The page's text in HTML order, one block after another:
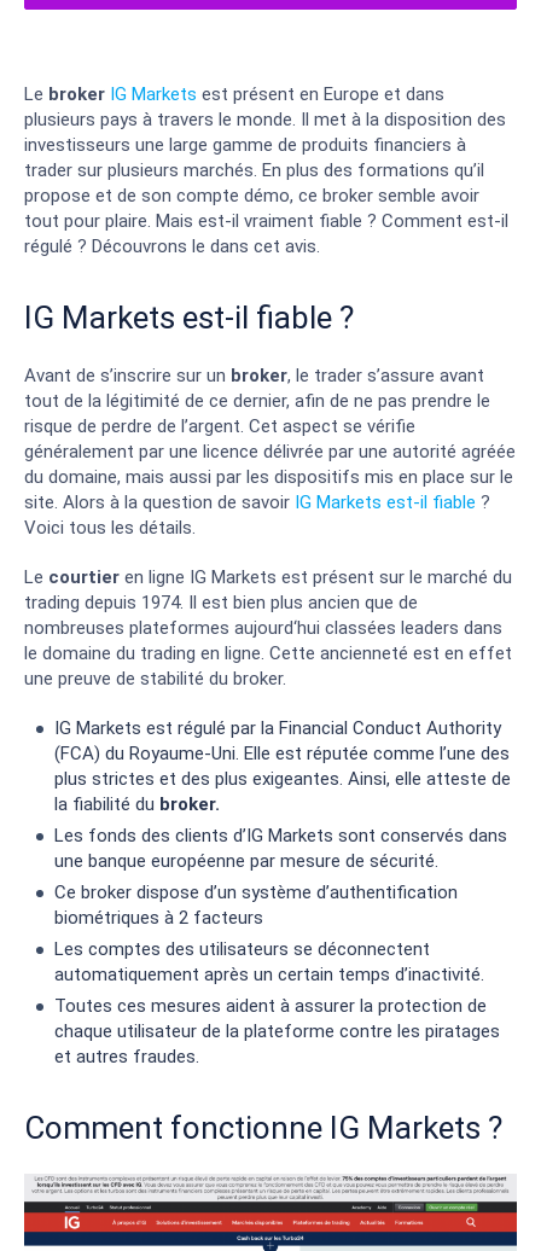
Le broker IG Markets est présent en Europe et dans
plusieurs pays à travers le monde. Il met à la disposition des
investisseurs une large gamme de produits financiers à
trader sur plusieurs marchés. En plus des formations qu’il
propose et de son compte démo, ce broker semble avoir
tout pour plaire. Mais est-il vraiment fiable ? Comment est-il
régulé ? Découvrons le dans cet avis.
IG Markets est-il fiable ?
Avant de s’inscrire sur un broker, le trader s’assure avant
tout de la légitimité de ce dernier, afin de ne pas prendre le
risque de perdre de l’argent. Cet aspect se vérifie
généralement par une licence délivrée par une autorité agréée
du domaine, mais aussi par les dispositifs mis en place sur le
site. Alors à la question de savoir IG Markets est-il fiable ?
Voici tous les détails.
Le courtier en ligne IG Markets est présent sur le marché du
trading depuis 1974. Il est bien plus ancien que de
nombreuses plateformes aujourd‘hui classées leaders dans
le domaine du trading en ligne. Cette ancienneté est en effet
une preuve de stabilité du broker.
IG Markets est régulé par la Financial Conduct Authority
(FCA) du Royaume-Uni. Elle est réputée comme l’une des
plus strictes et des plus exigeantes. Ainsi, elle atteste de
la fiabilité du broker.
Les fonds des clients d’IG Markets sont conservés dans
une banque européenne par mesure de sécurité.
Ce broker dispose d’un système d’authentification
biométriques à 2 facteurs
Les comptes des utilisateurs se déconnectent
automatiquement après un certain temps d’inactivité.
Toutes ces mesures aident à assurer la protection de
chaque utilisateur de la plateforme contre les piratages
et autres fraudes.
Comment fonctionne IG Markets ?